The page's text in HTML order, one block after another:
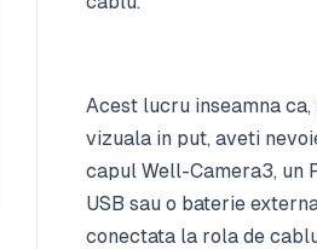
Acest lucru inseamna
vizuala in put, aveti
capul Well-Camera3, un
USB sau o baterie
conectata la rola de